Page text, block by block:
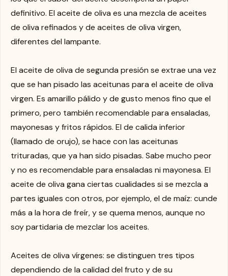
definitivo. El aceite de oliva es una mezcla de aceites
de oliva refinados y de aceites de oliva virgen,
diferentes del lampante.
El aceite de oliva de segunda presión se extrae una vez
que se han pisado las aceitunas para el aceite de oliva
virgen. Es amarillo pálido y de gusto menos fino que el
primero, pero también recomendable para ensaladas,
mayonesas y fritos rápidos. El de calida inferior
(llamado de orujo), se hace con las aceitunas
trituradas, que ya han sido pisadas. Sabe mucho peor
y no es recomendable para ensaladas ni mayonesa. El
aceite de oliva gana ciertas cualidades si se mezcla a
partes iguales con otros, por ejemplo, el de maíz: cunde
más a la hora de freír, y se quema menos, aunque no
soy partidaria de mezclar los aceites.
Aceites de oliva vírgenes: se distinguen tres tipos
dependiendo de la calidad del fruto y de su